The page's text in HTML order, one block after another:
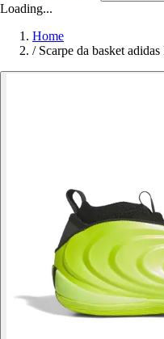
Loading...
Home
/ Scarpe da basket